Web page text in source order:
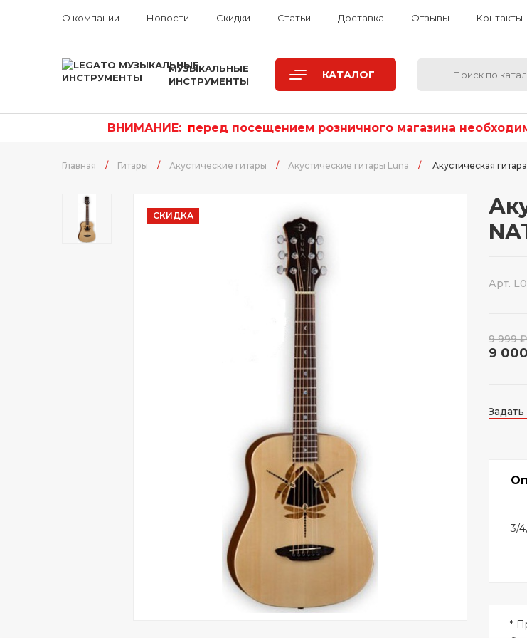
О компании Новости Скидки Статьи Доставка Отзывы Контакты
МУЗЫКАЛЬНЫЕ
ИНСТРУМЕНТЫ
КАТАЛОГ
ВНИМАНИЕ: перед посещением розничного магазина
Главная / Гитары / Акустические гитары / Акустические гитары Luna / Акустическая
СКИДКА
Арт.
9 999 ₽
9
3/
*